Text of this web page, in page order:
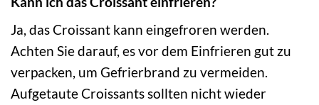
Ja, das Croissant kann eingefroren werden.
Achten Sie darauf, es vor dem Einfrieren gut zu
verpacken, um Gefrierbrand zu vermeiden.
Aufgetaute Croissants sollten nicht wieder